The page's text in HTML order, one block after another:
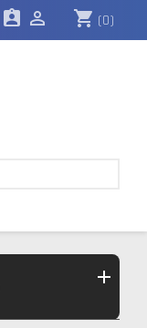
shopping_cart (0)
assignment_ind 